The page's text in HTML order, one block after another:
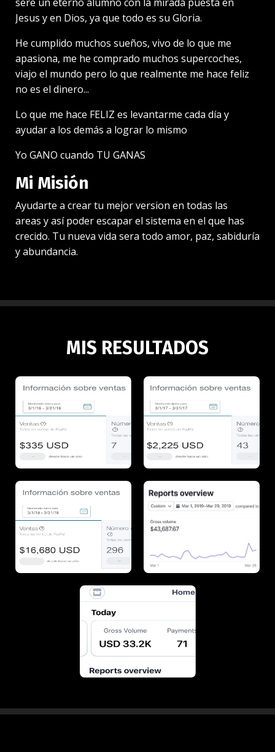
Jesus y en Dios, ya que todo es su Gloria.
He cumplido muchos sueños, vivo de lo que me
apasiona, me he comprado muchos supercoches,
viajo el mundo pero lo que realmente me hace feliz
no es el dinero...
Lo que me hace FELIZ es levantarme cada día y
ayudar a los demás a lograr lo mismo
Yo GANO cuando TU GANAS
Mi Misión
Ayudarte a crear tu mejor version en todas las
areas y así poder escapar el sistema en el que has
crecido. Tu nueva vida sera todo amor, paz, sabiduría
y abundancia.
MIS RESULTADOS